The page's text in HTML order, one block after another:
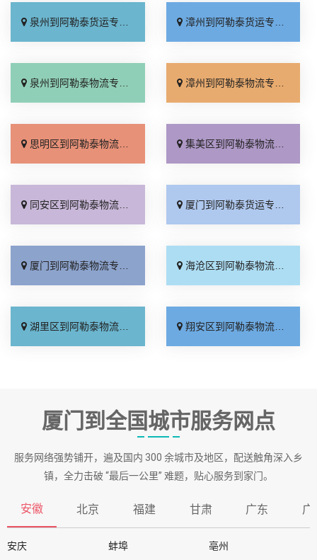
泉州到阿勒泰货运专线-泉州到阿勒泰物流公司_送货到门「急你所需」 漳州到阿勒泰货运专线-漳州到阿勒泰物流公司_上门取件「专线查询」
泉州到阿勒泰物流专线_托运省心「收费介绍」 漳州到阿勒泰物流专线_物流拼车「来电咨询」
思明区到阿勒泰物流专线_专线查询「要多少钱」 集美区到阿勒泰物流专线_限时必达「怎么收费」
同安区到阿勒泰物流专线_几天到达「快运直达」 厦门到阿勒泰货运专线-厦门到阿勒泰物流公司_服务周到「怎么收费」
厦门到阿勒泰物流专线_放心物流「计费标准」 海沧区到阿勒泰物流专线_市县派送「损坏理赔」
湖里区到阿勒泰物流专线_一站式托运「多久能到」 翔安区到阿勒泰物流专线_多久时间「高速快运」
厦门到全国城市服务网点
服务网络强势铺开，遍及国内 300 余城市及地区，配送触角深入乡
镇，全力击破 “最后一公里” 难题，贴心服务到家门。
安徽 北京 福建 甘肃 广东 广
安庆 蚌埠
亳州